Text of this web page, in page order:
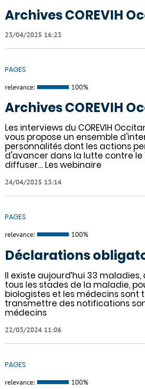
Archives COREVIH
23/04/2025 16:23
PAGES
relevance: 100%
Archives COREVIH
Les interviews du COREVIH
vous propose un ensemble
personnalités dont les actions
d'avancer dans la lutte contre le
diffuser… Les webinaire
24/04/2025 13:14
PAGES
relevance: 100%
Déclarations
Il existe aujourd’hui 33 maladies,
tous les stades de la maladie,
biologistes et les médecins sont
transmettre des notifications
médecins
22/03/2024 11:06
PAGES
relevance: 100%